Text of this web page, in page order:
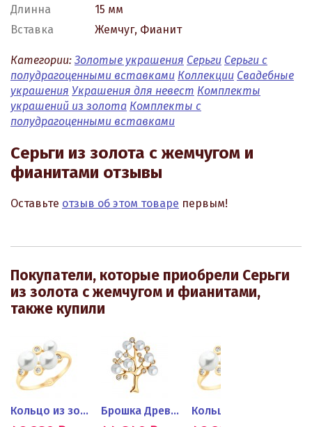
Длинна
15 мм
Вставка
Жемчуг, Фианит
Категории: Золотые украшения Серьги Серьги с
полудрагоценными вставками Коллекции Свадебные
украшения Украшения для невест Комплекты
украшений из золота Комплекты с
полудрагоценными вставками
Серьги из золота с жемчугом и
фианитами отзывы
Оставьте отзыв об этом товаре первым!
Покупатели, которые приобрели Серьги
из золота с жемчугом и фианитами,
также купили
Кольцо из золота с жемчугом... Брошка Древо из золота с...